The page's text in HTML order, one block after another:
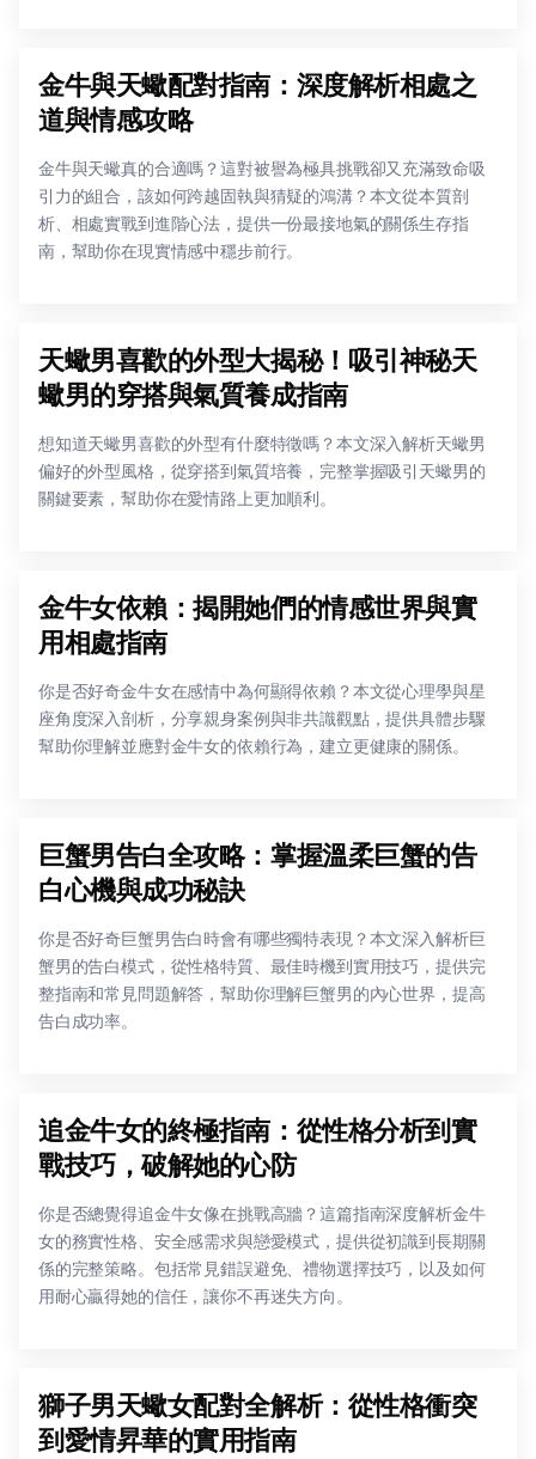
金牛與天蠍配對指南：深度解析相處之
道與情感攻略
金牛與天蠍真的合適嗎？這對被譽為極具挑戰卻又充滿致命吸
引力的組合，該如何跨越固執與猜疑的鴻溝？本文從本質剖
析、相處實戰到進階心法，提供一份最接地氣的關係生存指
南，幫助你在現實情感中穩步前行。
天蠍男喜歡的外型大揭秘！吸引神秘天
蠍男的穿搭與氣質養成指南
想知道天蠍男喜歡的外型有什麼特徵嗎？本文深入解析天蠍男
偏好的外型風格，從穿搭到氣質培養，完整掌握吸引天蠍男的
關鍵要素，幫助你在愛情路上更加順利。
金牛女依賴：揭開她們的情感世界與實
用相處指南
你是否好奇金牛女在感情中為何顯得依賴？本文從心理學與星
座角度深入剖析，分享親身案例與非共識觀點，提供具體步驟
幫助你理解並應對金牛女的依賴行為，建立更健康的關係。
巨蟹男告白全攻略：掌握溫柔巨蟹的告
白心機與成功秘訣
你是否好奇巨蟹男告白時會有哪些獨特表現？本文深入解析巨
蟹男的告白模式，從性格特質、最佳時機到實用技巧，提供完
整指南和常見問題解答，幫助你理解巨蟹男的內心世界，提高
告白成功率。
追金牛女的終極指南：從性格分析到實
戰技巧，破解她的心防
你是否總覺得追金牛女像在挑戰高牆？這篇指南深度解析金牛
女的務實性格、安全感需求與戀愛模式，提供從初識到長期關
係的完整策略。包括常見錯誤避免、禮物選擇技巧，以及如何
用耐心贏得她的信任，讓你不再迷失方向。
獅子男天蠍女配對全解析：從性格衝突
到愛情昇華的實用指南